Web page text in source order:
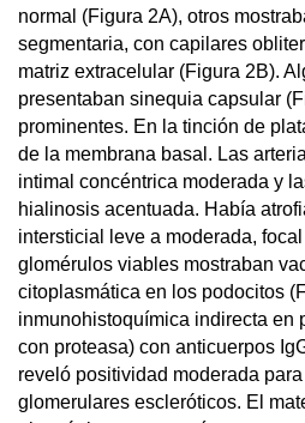
normal (Figura 2A), otros
segmentaria, con capilares
matriz extracelular (Figura 2B).
presentaban sinequia capsular
prominentes. En la tinción de
de la membrana basal. Las
intimal concéntrica moderada y
hialinosis acentuada. Había
intersticial leve a moderada,
glomérulos viables mostraban
citoplasmática en los podocitos
inmunohistoquímica indirecta en
con proteasa) con anticuerpos
reveló positividad moderada
glomerulares escleróticos. El